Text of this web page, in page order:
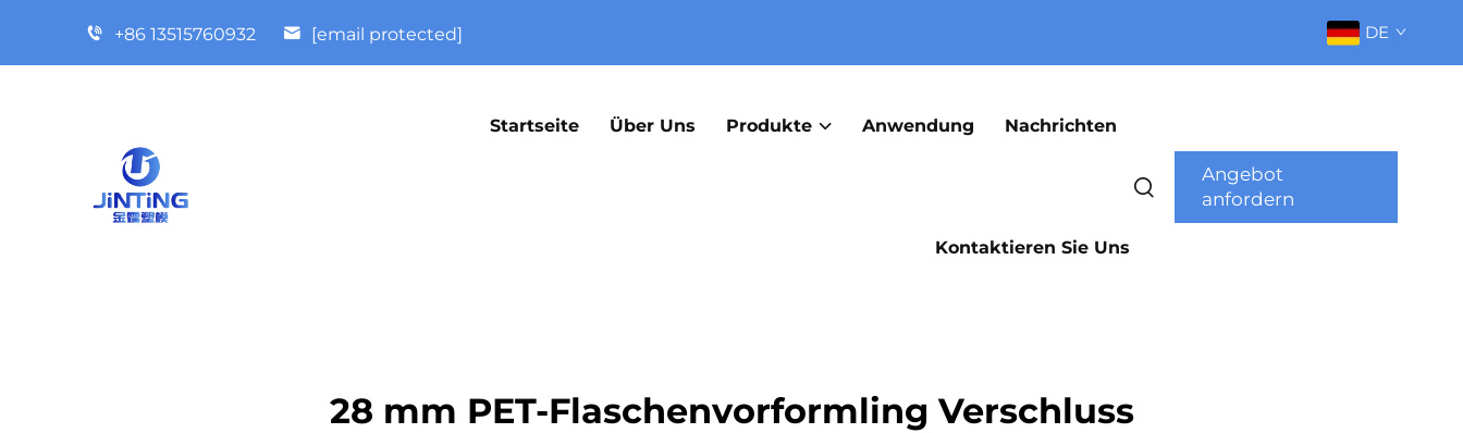
+86 13515760932 [email protected] DE
Startseite Über Uns Produkte Anwendung Nachrichten
Kontaktieren Sie Uns
Angebot
anfordern
28 mm PET-Flaschenvorformling Verschluss